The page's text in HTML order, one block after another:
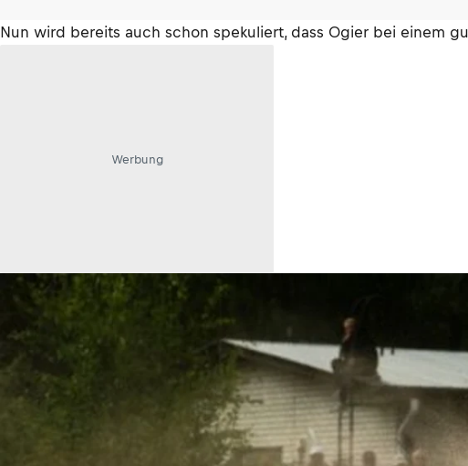
Nun wird bereits auch schon spekuliert, dass Ogier bei einem
Werbung